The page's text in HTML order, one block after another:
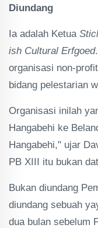
Diundang
Ia adalah Ketua
ish Cultural Erfgoed
organisasi non-
bidang pelestarian
Organisasi inilah
Hangabehi ke
Hangabehi," ujar
PB XIII itu bukan
Bukan diundang
diundang sebuah
dua bulan sebelum